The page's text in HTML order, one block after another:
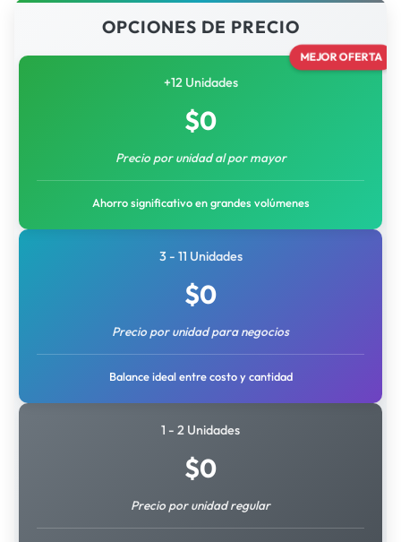
OPCIONES DE PRECIO
MEJOR OFERTA
+12 Unidades
$0
Precio por unidad al por mayor
Ahorro significativo en grandes volúmenes
3 - 11 Unidades
$0
Precio por unidad para negocios
Balance ideal entre costo y cantidad
1 - 2 Unidades
$0
Precio por unidad regular